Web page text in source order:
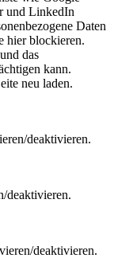
und LinkedIn
Daten
hier blockieren.
das
kann.
neu laden.
deaktivieren.
deaktivieren.
deaktivieren.